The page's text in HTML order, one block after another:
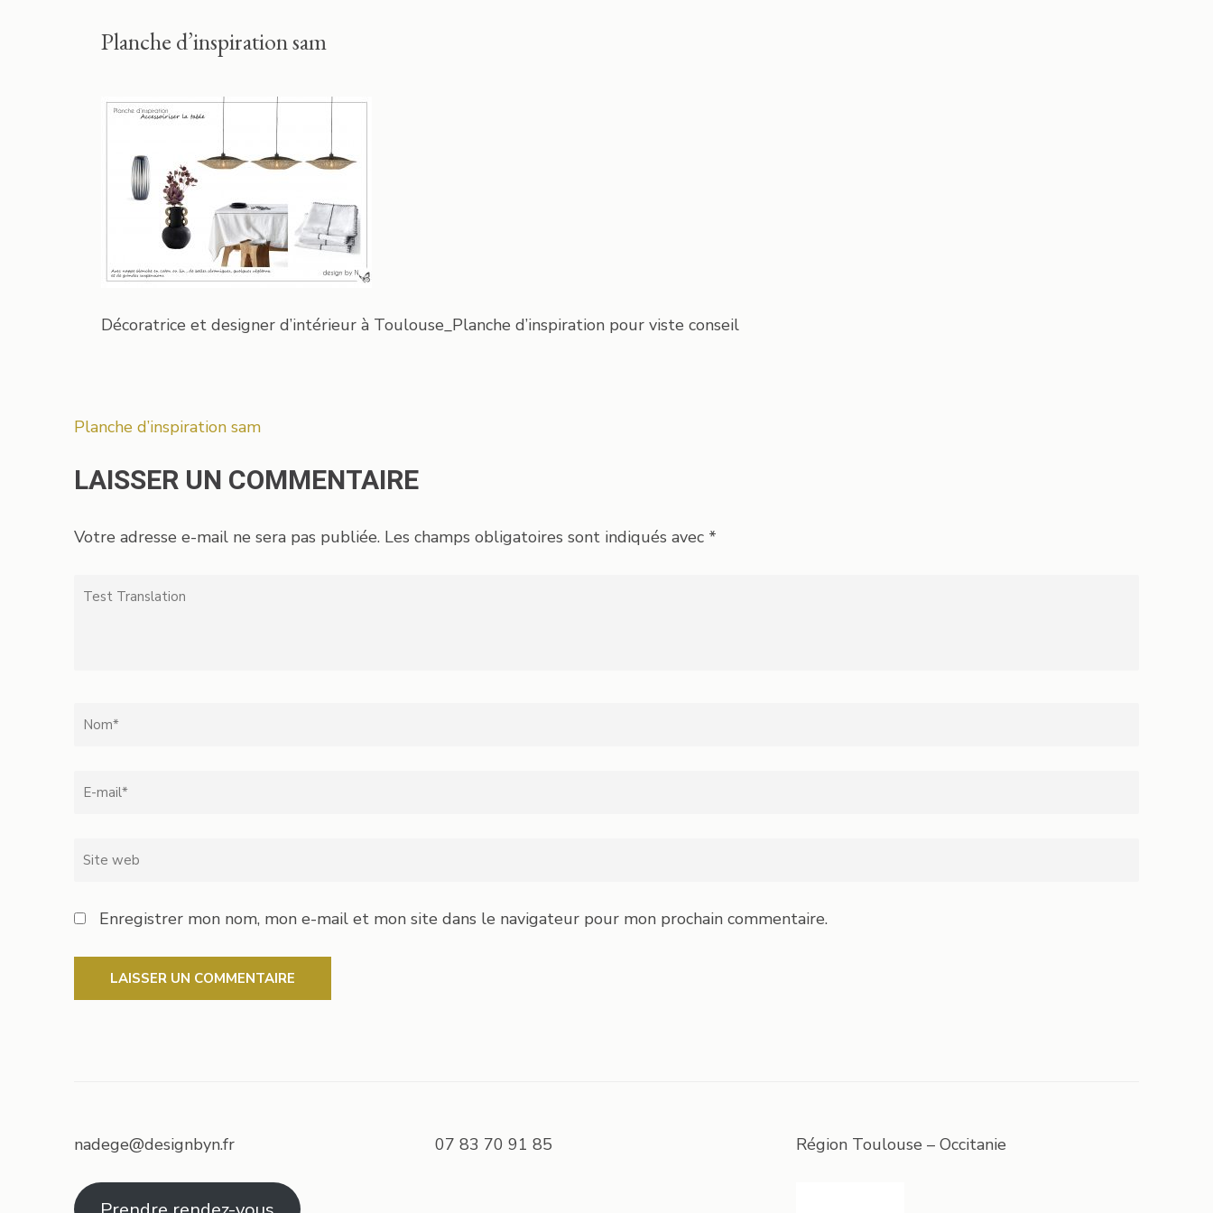
Planche d’inspiration sam
Décoratrice et designer d’intérieur à Toulouse_Planche d’inspiration pour viste conseil
Navigation
l’article
Planche d’inspiration sam
LAISSER UN COMMENTAIRE
Votre adresse e-mail ne sera pas publiée. Les champs obligatoires sont indiqués avec *
Test
Nom *
Email *
Site
Enregistrer mon nom, mon e-mail et mon site dans le navigateur pour mon prochain commentaire.
nadege@designbyn.fr 07 83 70 91 85 Région Toulouse – Occitanie